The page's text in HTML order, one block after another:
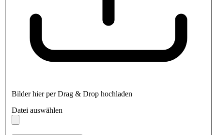
Bilder hier per Drag & Drop hochladen
Datei auswählen